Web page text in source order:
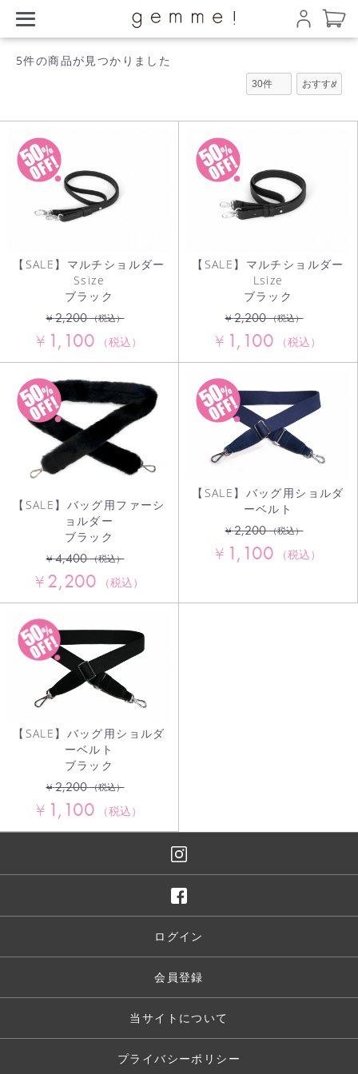
5件の商品が見つかりました
【SALE】マルチショルダー
Ssize
ブラック
¥2,200 （税込）
¥ 1,100 （税込）
【SALE】マルチショルダー
Lsize
ブラック
¥2,200 （税込）
¥ 1,100 （税込）
【SALE】バッグ用ファーシ
ョルダー
ブラック
¥4,400 （税込）
¥2,200 （税込）
【SALE】バッグ用ショルダ
ーベルト
¥2,200 （税込）
¥ 1,100 （税込）
【SALE】バッグ用ショルダ
ーベルト
ブラック
¥2,200 （税込）
¥ 1,100 （税込）
カートへ進む
ログイン
会員登録
当サイトについて
プライバシーポリシー